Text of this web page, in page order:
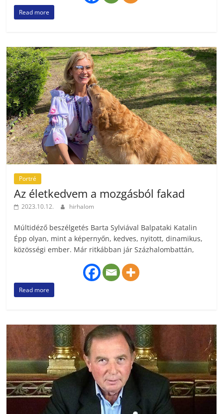
Read more
Portré
Az életkedvem a mozgásból fakad
2023.10.12. hirhalom
Múltidéző beszélgetés Barta Sylviával Balpataki Katalin
Épp olyan, mint a képernyőn, kedves, nyitott, dinamikus,
közösségi ember. Már ritkábban jár Százhalombattán,
Read more